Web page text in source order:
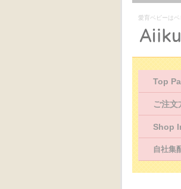
愛育ベビーは
Top
ご注文
Shop
自社集